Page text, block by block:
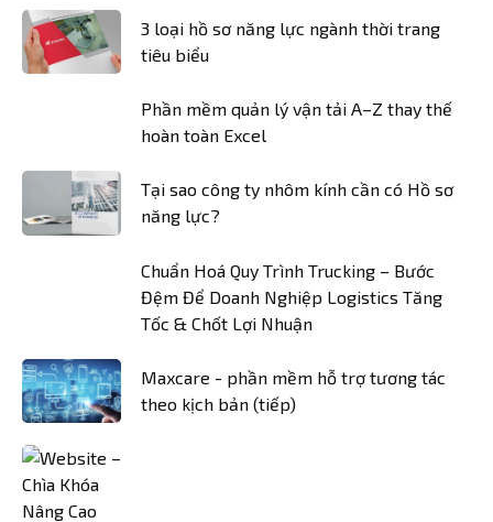
3 loại hồ sơ năng lực ngành thời trang
tiêu biểu
Phần mềm quản lý vận tải A–Z thay thế
hoàn toàn Excel
Tại sao công ty nhôm kính cần có Hồ sơ
năng lực?
Chuẩn Hoá Quy Trình Trucking – Bước
Đệm Để Doanh Nghiệp Logistics Tăng
Tốc & Chốt Lợi Nhuận
Maxcare - phần mềm hỗ trợ tương tác
theo kịch bản (tiếp)